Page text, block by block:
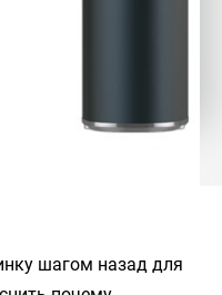
шагом назад для